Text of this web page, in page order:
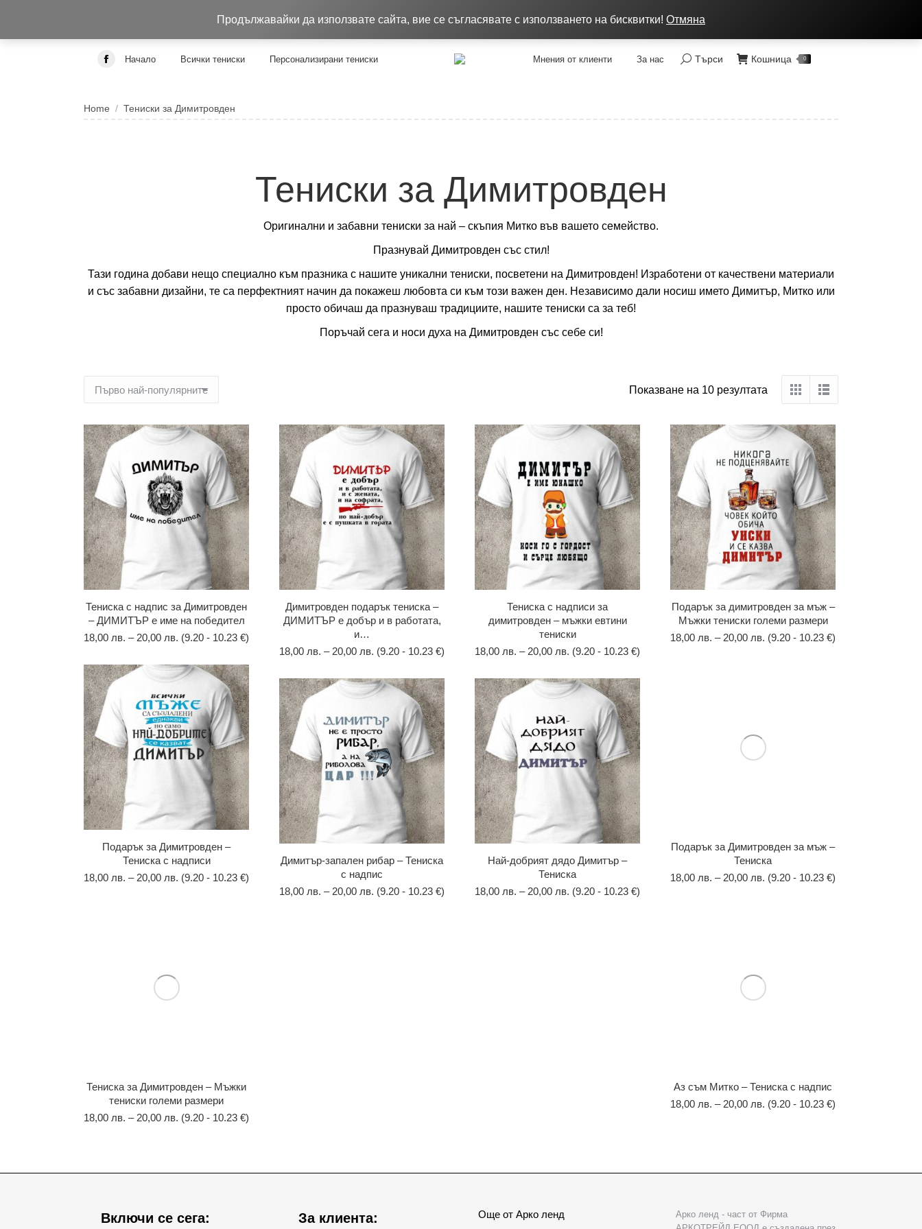
932 изпълнени поръчки до 05.08.26
Начало Всички тениски Персонализирани тениски
Facebook
Мнения от клиенти За нас Search:
Търси Кошница 0
Home Тениски за Димитровден
Тениски за Димитровден
Оригинални и забавни тениски за най – скъпия Митко във вашето семейство.
Празнувай Димитровден със стил!
Тази година добави нещо специално към празника с нашите уникални тениски, посветени на Димитровден! Изработени от качествени материали
и със забавни дизайни, те са перфектният начин да покажеш любовта си към този важен ден. Независимо дали носиш името Димитър, Митко или
просто обичаш да празнуваш традициите, нашите тениски са за теб!
Поръчай сега и носи духа на Димитровден със себе си!
Показване на 10 резултата
Тениска с надпис за Димитровден
– ДИМИТЪР е име на победител
18,00 лв. – 20,00 лв. (9.20 - 10.23 €)
Димитровден подарък тениска –
ДИМИТЪР е добър и в работата,
и…
18,00 лв. – 20,00 лв. (9.20 - 10.23 €)
Тениска с надписи за
димитровден – мъжки евтини
тениски
18,00 лв. – 20,00 лв. (9.20 - 10.23 €)
Подарък за димитровден за мъж –
Мъжки тениски големи размери
18,00 лв. – 20,00 лв. (9.20 - 10.23 €)
Подарък за Димитровден –
Тениска с надписи
18,00 лв. – 20,00 лв. (9.20 - 10.23 €)
Подарък за Димитровден за мъж –
Тениска
18,00 лв. – 20,00 лв. (9.20 - 10.23 €)
Димитър-запален рибар – Тениска
с надпис
18,00 лв. – 20,00 лв. (9.20 - 10.23 €)
Най-добрият дядо Димитър –
Тениска
18,00 лв. – 20,00 лв. (9.20 - 10.23 €)
Тениска за Димитровден – Мъжки
тениски големи размери
18,00 лв. – 20,00 лв. (9.20 - 10.23 €)
Аз съм Митко – Тениска с надпис
18,00 лв. – 20,00 лв. (9.20 - 10.23 €)
Включи се сега: За клиента: Още от Арко ленд
Арко ленд - част от Фирма
Продължавайки да използвате сайта, вие се съгласявате с използването на бисквитки! Отмяна